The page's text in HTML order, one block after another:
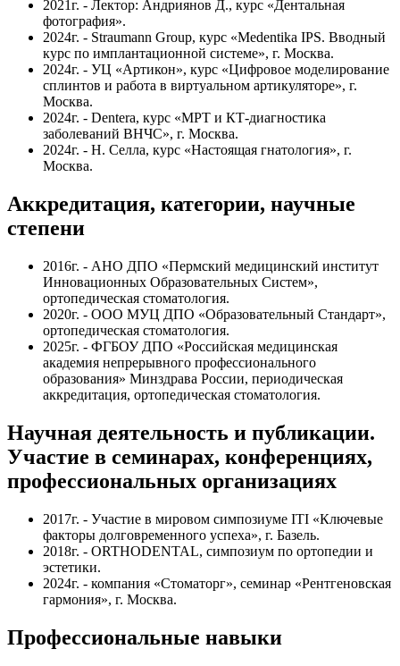
2021г. - Лектор: Андриянов Д., курс «Дентальная
фотография».
2024г. - Straumann Group, курс «Medentika IPS. Вводный
курс по имплантационной системе», г. Москва.
2024г. - УЦ «Артикон», курс «Цифровое моделирование
сплинтов и работа в виртуальном артикуляторе», г.
Москва.
2024г. - Dentera, курс «МРТ и КТ-диагностика
заболеваний ВНЧС», г. Москва.
2024г. - Н. Селла, курс «Настоящая гнатология», г.
Москва.
Аккредитация, категории, научные
степени
2016г. - АНО ДПО «Пермский медицинский институт
Инновационных Образовательных Систем»,
ортопедическая стоматология.
2020г. - ООО МУЦ ДПО «Образовательный Стандарт»,
ортопедическая стоматология.
2025г. - ФГБОУ ДПО «Российская медицинская
академия непрерывного профессионального
образования» Минздрава России, периодическая
аккредитация, ортопедическая стоматология.
Научная деятельность и публикации.
Участие в семинарах, конференциях,
профессиональных организациях
2017г. - Участие в мировом симпозиуме ITI «Ключевые
факторы долговременного успеха», г. Базель.
2018г. - ORTHODENTAL, симпозиум по ортопедии и
эстетики.
2024г. - компания «Стоматорг», семинар «Рентгеновская
гармония», г. Москва.
Профессиональные навыки